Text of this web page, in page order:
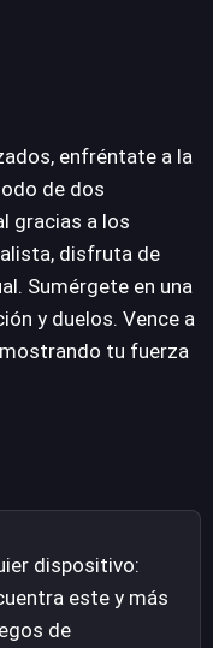
permitiendo
personal,
del combate
de juego. La
cumple a través de
especiales que
En Ultimate
la fuerza y la
vez más
un paquete
enfréntate a la
de dos
gracias a los
disfruta de
Sumérgete en una
y duelos. Vence a
tu fuerza
dispositivo:
este y más
de